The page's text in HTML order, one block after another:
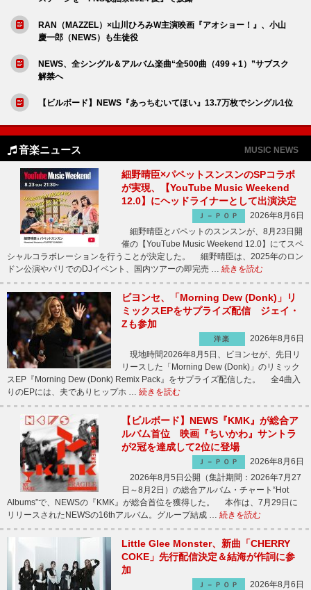
RAN（MAZZEL）×山川ひろみW主演映画『アオショー！』、小山
慶一郎（NEWS）も生徒役
NEWS、全シングル＆アルバム楽曲“全500曲（499＋1）”サブスク
解禁へ
【ビルボード】NEWS『あっちむいてほい』13.7万枚でシングル1位
音楽ニュース MUSIC NEWS
細野晴臣×パペットスンスンのSPコラボ
が実現、【YouTube Music Weekend
12.0】にヘッドライナーとして出演決定
Ｊ－ＰＯＰ
2026年8月6日
細野晴臣とパペットのスンスンが、8月23日開
催の【YouTube Music Weekend 12.0】にてスペ
シャルコラボレーションを行うことが決定した。 細野晴臣は、2025年のロン
ドン公演やパリでのDJイベント、国内ツアーの即完売 … 続きを読む
ビヨンセ、「Morning Dew (Donk)」リ
ミックスEPをサプライズ配信 ジェイ・
Zも参加
洋楽
2026年8月6日
現地時間2026年8月5日、ビヨンセが、先日リ
リースした「Morning Dew (Donk)」のリミック
スEP『Morning Dew (Donk) Remix Pack』をサプライズ配信した。 全4曲入
りのEPには、夫でありヒップホ … 続きを読む
【ビルボード】NEWS『KMK』が総合ア
ルバム首位 映画『ちいかわ』サントラ
が2冠を達成して2位に登場
Ｊ－ＰＯＰ
2026年8月6日
2026年8月5日公開（集計期間：2026年7月27
日～8月2日）の総合アルバム・チャート“Hot
Albums”で、NEWSの『KMK』が総合首位を獲得した。 本作は、7月29日に
リリースされたNEWSの16thアルバム。グループ結成 … 続きを読む
Little Glee Monster、新曲「CHERRY
COKE」先行配信決定＆結海が作詞に参
加
Ｊ－ＰＯＰ
2026年8月6日